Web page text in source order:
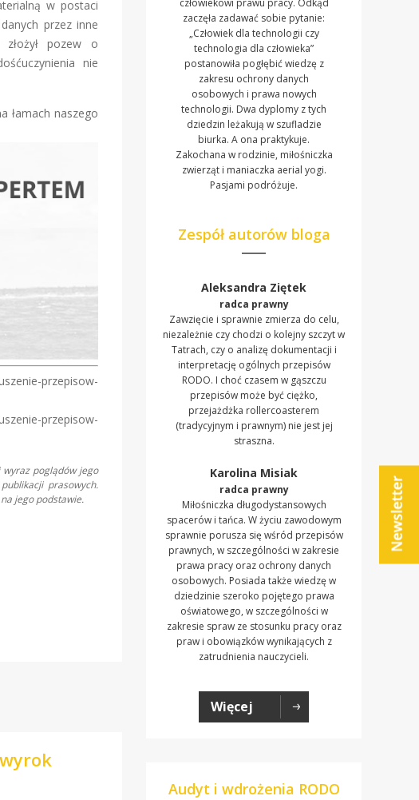
w postaci
przez inne
pozew o
nie
łamach naszego
przepisow-
przepisow-
poglądów jego
prasowych.
jego podstawie.
człowiekowi prawu pracy. Odkąd
zaczęła zadawać sobie pytanie:
„Człowiek dla technologii czy
technologia dla człowieka”
postanowiła pogłębić wiedzę z
zakresu ochrony danych
osobowych i prawa nowych
technologii. Dwa dyplomy z tych
dziedzin leżakują w szufladzie
biurka. A ona praktykuje.
Zakochana w rodzinie, miłośniczka
zwierząt i maniaczka aerial yogi.
Pasjami podróżuje.
Zespół autorów bloga
Aleksandra Ziętek
radca prawny
Zawzięcie i sprawnie zmierza do celu,
niezależnie czy chodzi o kolejny szczyt w
Tatrach, czy o analizę dokumentacji i
interpretację ogólnych przepisów
RODO. I choć czasem w gąszczu
przepisów może być ciężko,
przejażdżka rollercoasterem
(tradycyjnym i prawnym) nie jest jej
straszna.
Karolina Misiak
radca prawny
Miłośniczka długodystansowych
spacerów i tańca. W życiu zawodowym
sprawnie porusza się wśród przepisów
prawnych, w szczególności w zakresie
prawa pracy oraz ochrony danych
osobowych. Posiada także wiedzę w
dziedzinie szeroko pojętego prawa
oświatowego, w szczególności w
zakresie spraw ze stosunku pracy oraz
praw i obowiązków wynikających z
zatrudnienia nauczycieli.
Więcej
Audyt i wdrożenia RODO